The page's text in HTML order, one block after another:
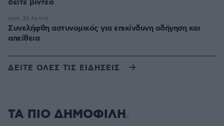
δείτε βίντεο
Συνελήφθη αστυνομικός για επικίνδυνη οδήγηση και
απείθεια
πριν 36 λεπτά
ΔΕΙΤΕ ΟΛΕΣ ΤΙΣ ΕΙΔΗΣΕΙΣ
ΤΑ ΠΙΟ ΔΗΜΟΦΙΛΗ